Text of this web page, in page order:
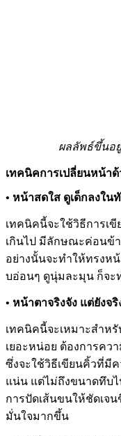
ผลลัพธ์ขึ้นอ
เทคนิคการเปลี่ยนหน้า
• หน้าสดใส ดูเด็กลงใน
เทคนิคนี้จะใช้วิธีการเขี
เกินไป มีลักษณะค่อนข้
อย่างนั้นจะทำให้ทรงห
บอ่อนๆ ดูนุ่มละมุน ก็จะ
• หน้าตาจริงจัง แต่ยังจริ
เทคนิคนี้จะเหมาะสำห
เยอะหน่อย ต้องการคว
ซึ่งจะใช้วิธีเขียนคิ้วที่มี
แน่น แต่ไม่ถึงขนาดทึบไ
การปัดเส้นขนให้ชัดเจ
มั่นใจมากขึ้น